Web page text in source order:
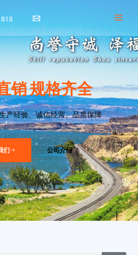
销 规格齐全
产经验、诚信经营、品质保障
们 公司介绍